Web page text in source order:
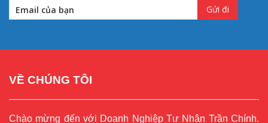
VỀ CHÚNG TÔI
Chào mừng đến với Doanh Nghiệp Tư Nhân Trần Chính.